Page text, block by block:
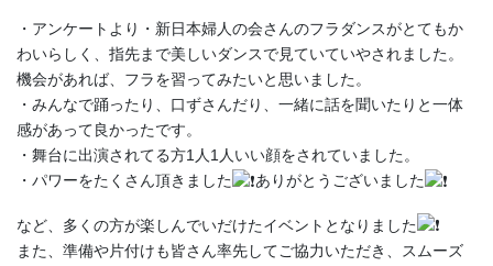
・アンケートより・新日本婦人の会さんのフラダンスがとてもか
わいらしく、指先まで美しいダンスで見ていていやされました。
機会があれば、フラを習ってみたいと思いました。
・みんなで踊ったり、口ずさんだり、一緒に話を聞いたりと一体
感があって良かったです。
・舞台に出演されてる方1人1人いい顔をされていました。
・パワーをたくさん頂きました
ありがとうございました
など、多くの方が楽しんでいだけたイベントとなりました
また、準備や片付けも皆さん率先してご協力いただき、スムーズ